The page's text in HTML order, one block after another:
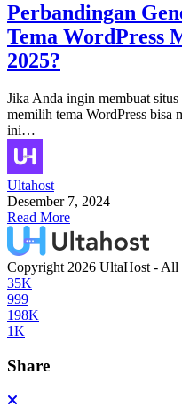
Perbandingan
Tema WordPress
2025?
Jika Anda ingin membuat
memilih tema WordPress bisa
ini…
Ultahost
Desember 7, 2024
Read More
Copyright 2026 UltaHost - All
35K
999
198K
1K
Share